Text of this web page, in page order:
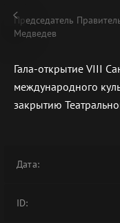
В АРХИВЕ
Председатель
Медведев
Гала-открытие VIII
международного
закрытию
Дата:
ID: